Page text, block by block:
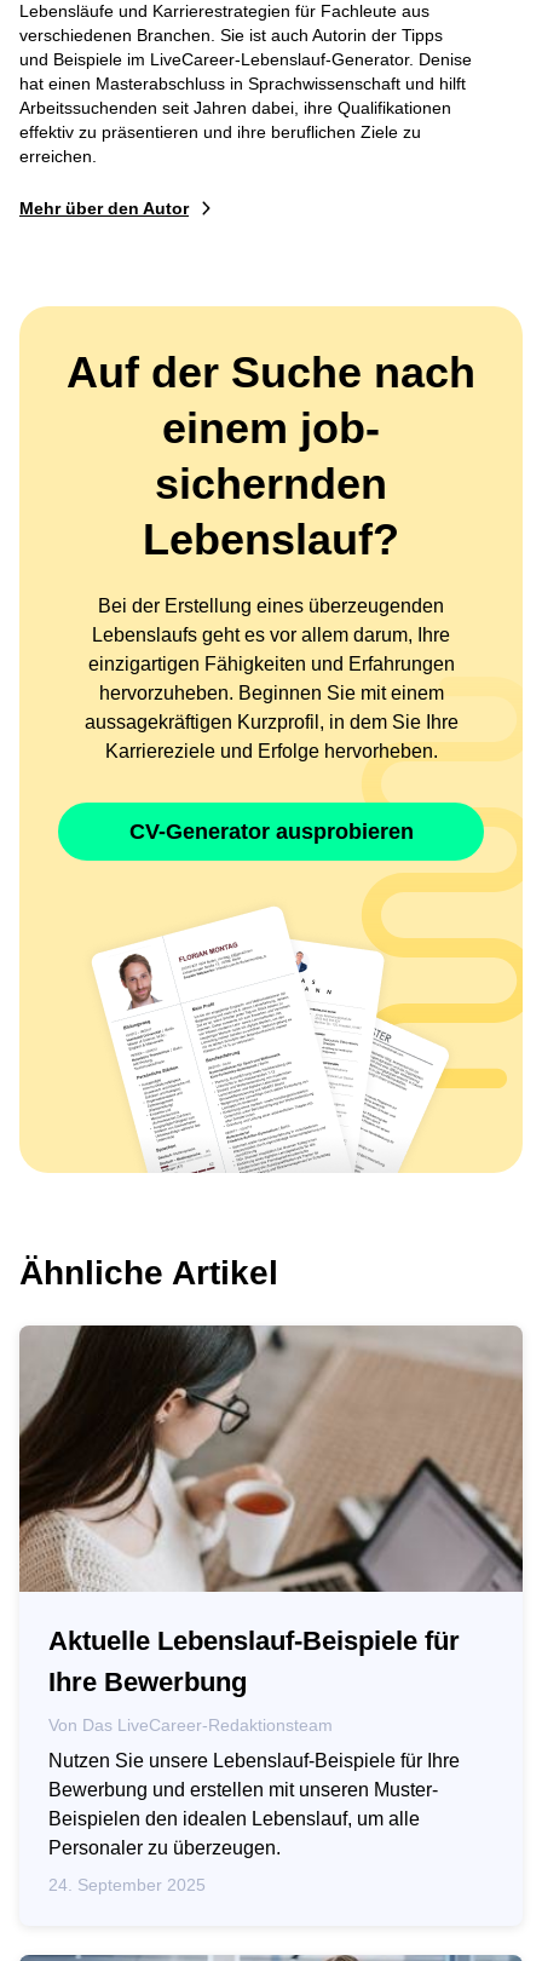
Lebensläufe und Karrierestrategien für Fachleute aus
verschiedenen Branchen. Sie ist auch Autorin der Tipps
und Beispiele im LiveCareer-Lebenslauf-Generator. Denise
hat einen Masterabschluss in Sprachwissenschaft und hilft
Arbeitssuchenden seit Jahren dabei, ihre Qualifikationen
effektiv zu präsentieren und ihre beruflichen Ziele zu
erreichen.
Mehr über den Autor
Auf der Suche nach
einem job-
sichernden
Lebenslauf?
Bei der Erstellung eines überzeugenden
Lebenslaufs geht es vor allem darum, Ihre
einzigartigen Fähigkeiten und Erfahrungen
hervorzuheben. Beginnen Sie mit einem
aussagekräftigen Kurzprofil, in dem Sie Ihre
Karriereziele und Erfolge hervorheben.
CV-Generator ausprobieren
Ähnliche Artikel
Aktuelle Lebenslauf-Beispiele für
Ihre Bewerbung
Von Das LiveCareer-Redaktionsteam
Nutzen Sie unsere Lebenslauf-Beispiele für Ihre
Bewerbung und erstellen mit unseren Muster-
Beispielen den idealen Lebenslauf, um alle
Personaler zu überzeugen.
24. September 2025